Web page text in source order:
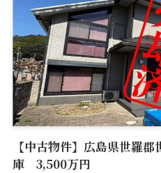
【中古物件】広島県世羅
庫 3,500万円